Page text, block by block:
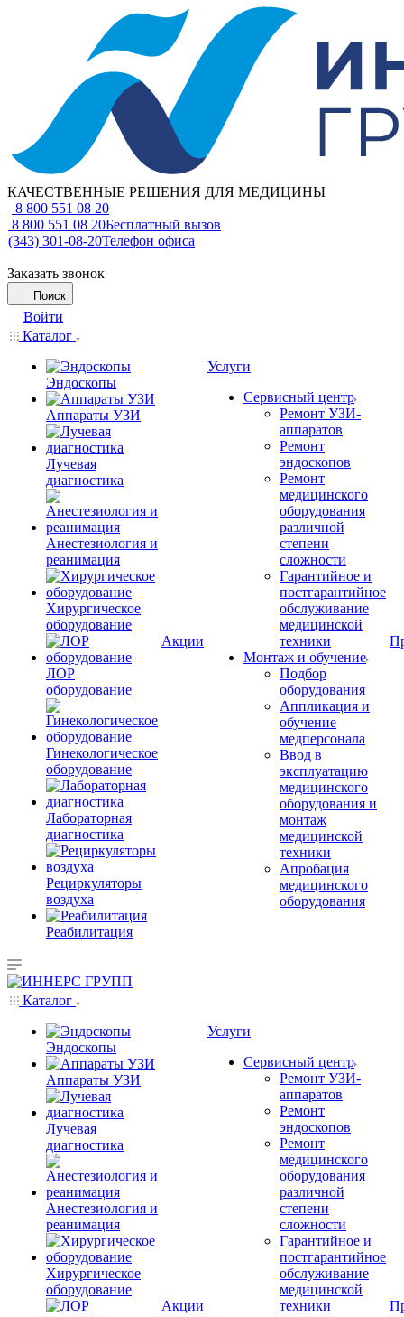
КАЧЕСТВЕННЫЕ РЕШЕНИЯ ДЛЯ МЕДИЦИНЫ
8 800 551 08 20
8 800 551 08 20Бесплатный вызов
(343) 301-08-20Телефон офиса
Заказать звонок
Поиск
Войти
Каталог
Эндоскопы
Аппараты УЗИ
Лучевая
диагностика
Анестезиология и
реанимация
Хирургическое
оборудование
ЛОР
оборудование
Гинекологическое
оборудование
Лабораторная
диагностика
Рециркуляторы
воздуха
Реабилитация
Акции
Услуги
Сервисный центр
Ремонт УЗИ-
аппаратов
Ремонт
эндоскопов
Ремонт
медицинского
оборудования
различной
степени
сложности
Гарантийное и
постгарантийное
обслуживание
медицинской
техники
Монтаж и обучение
Подбор
оборудования
Аппликация и
обучение
медперсонала
Ввод в
эксплуатацию
медицинского
оборудования и
монтаж
медицинской
техники
Апробация
медицинского
оборудования
Каталог
Эндоскопы
Аппараты УЗИ
Лучевая
диагностика
Анестезиология и
реанимация
Хирургическое
оборудование
Акции
Услуги
Сервисный центр
Ремонт УЗИ-
аппаратов
Ремонт
эндоскопов
Ремонт
медицинского
оборудования
различной
степени
сложности
Гарантийное и
постгарантийное
обслуживание
медицинской
техники